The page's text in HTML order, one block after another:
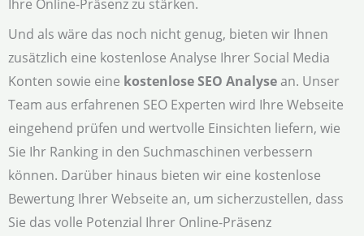
Ihre Online-Präsenz zu stärken.
Und als wäre das noch nicht genug, bieten wir Ihnen
zusätzlich eine kostenlose Analyse Ihrer Social Media
Konten sowie eine kostenlose SEO Analysean. Unser
Team aus erfahrenen SEO Experten wird Ihre Webseite
eingehend prüfen und wertvolle Einsichten liefern, wie
Sie Ihr Ranking in den Suchmaschinen verbessern
können. Darüber hinaus bieten wir eine kostenlose
Bewertung Ihrer Webseite an, um sicherzustellen, dass
Sie das volle Potenzial Ihrer Online-Präsenz